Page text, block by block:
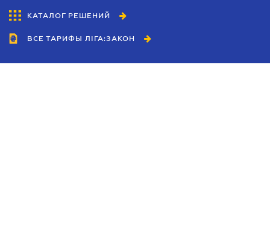
КАТАЛОГ РЕШЕНИЙ
ВСЕ ТАРИФЫ ЛІГА:ЗАКОН